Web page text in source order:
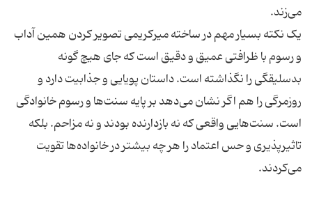
یک نکته بسیار مهم در ساخته میرکریمی تصویر کردن همین آداب
و رسوم با ظرافتی عمیق و دقیق است که جای هیچ گونه
بد‌سلیقگی را نگذاشته است. داستان پویایی و جذابیت دارد و
روزمرگی را هم اگر نشان می‌دهد بر پایه سنت‌ها و رسوم خانوادگی
است. سنت‌هایی واقعی که نه بازدارنده بودند و نه مزاحم. بلکه
تاثیرپذیری و حس اعتماد را هر چه بیشتر در خانواده‌ها تقویت